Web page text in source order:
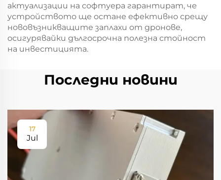
актуализации на софтуера гарантират, че
устройството ще остане ефективно срещу
нововъзникващите заплахи от дронове,
осигурявайки дългосрочна полезна стойност
на инвестицията.
Последни новини
17
Jul